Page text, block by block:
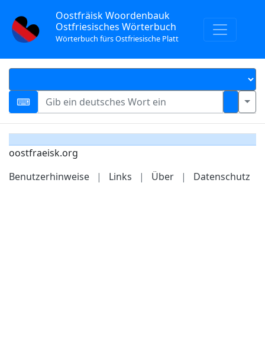
Oostfräisk Woordenbauk
Ostfriesisches Wörterbuch
Wörterbuch fürs Ostfriesische Platt
oostfraeisk.org
Benutzerhinweise
| Links | Über | Datenschutz